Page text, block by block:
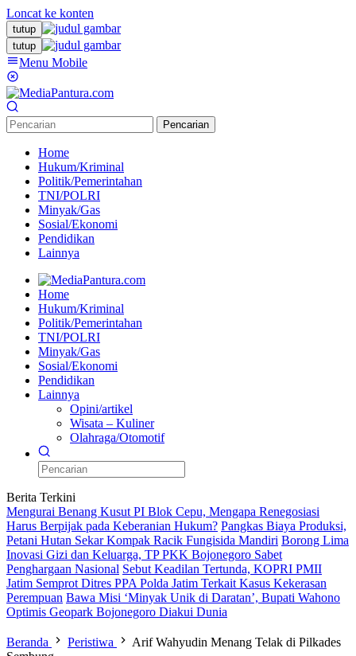
Loncat ke konten
tutup
tutup
Menu Mobile
Pencarian
Home
Hukum/Kriminal
Politik/Pemerintahan
TNI/POLRI
Minyak/Gas
Sosial/Ekonomi
Pendidikan
Lainnya
Home
Hukum/Kriminal
Politik/Pemerintahan
TNI/POLRI
Minyak/Gas
Sosial/Ekonomi
Pendidikan
Lainnya
Opini/artikel
Wisata – Kuliner
Olahraga/Otomotif
Berita Terkini
Mengurai Benang Kusut PI Blok Cepu, Mengapa Renegosiasi
Harus Berpijak pada Keberanian Hukum? Pangkas Biaya Produksi,
Petani Hutan Sekar Kompak Racik Fungisida Mandiri Borong Lima
Inovasi Gizi dan Keluarga, TP PKK Bojonegoro Sabet
Penghargaan Nasional Sebut Keadilan Tertunda, KOPRI PMII
Jatim Semprot Ditres PPA Polda Jatim Terkait Kasus Kekerasan
Perempuan Bawa Misi ‘Minyak Unik di Daratan’, Bupati Wahono
Optimis Geopark Bojonegoro Diakui Dunia
Beranda Peristiwa
Arif Wahyudin Menang Telak di Pilkades